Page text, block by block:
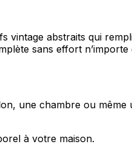
abstraits qui
sans effort
une chambre ou
à votre maison.